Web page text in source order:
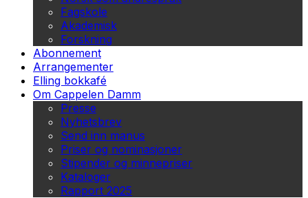
Fagskole
Akademisk
Forskning
Abonnement
Arrangementer
Elling bokkafé
Om Cappelen Damm
Presse
Nyhetsbrev
Send inn manus
Priser og nominasjoner
Stipender og minnepriser
Kataloger
Rapport 2025